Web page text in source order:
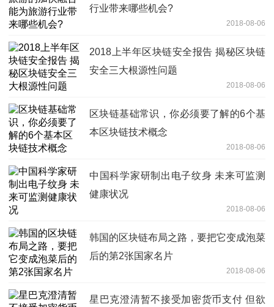
行业带来哪些机会?
2018-08-06
2018上半年区块链安全报告 揭秘区块链
安全三大根源性问题
2018-08-06
区块链基础常识，你必须要了解的6个基
本区块链技术概念
2018-08-06
中国科学家研制出电子纹身 未来可监测
健康状况
2018-08-06
韩国的区块链布局之路，要把它变成泡菜
后的第2张国家名片
2018-08-06
星巴克澄清暂不接受加密货币支付 但欲